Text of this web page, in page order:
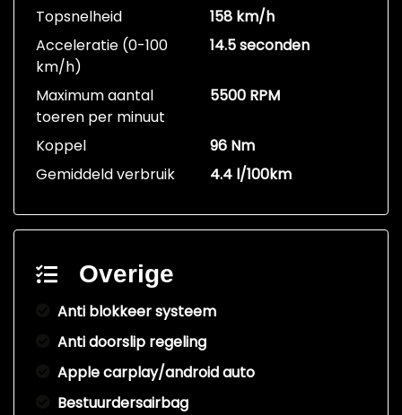
Topsnelheid
158 km/h
Acceleratie (0-100
km/h)
14.5 seconden
Maximum aantal
toeren per minuut
5500 RPM
Koppel
96 Nm
Gemiddeld verbruik
4.4 l/100km
Overige
Anti blokkeer systeem
Anti doorslip regeling
Apple carplay/android auto
Bestuurdersairbag